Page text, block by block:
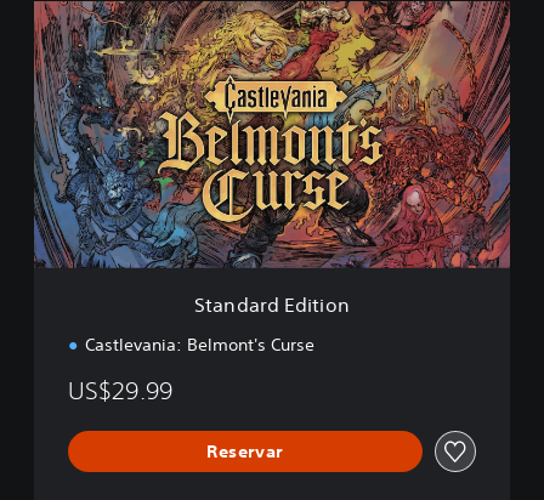
S
t
a
n
d
a
r
d
E
d
i
t
Standard Edition
Castlevania: Belmont's Curse
US$29.99
Reservar